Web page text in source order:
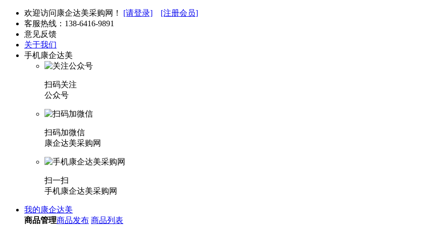
欢迎访问康企达美采购网！ [请登录]
[注册会员]
客服热线： 138-6416-9891
意见反馈
关于我们
手机康企达美
扫码关注
公众号
扫码加微信
康企达美采购网
扫一扫
手机康企达美采购网
我的康企达美
商品管理商品发布 商品列表